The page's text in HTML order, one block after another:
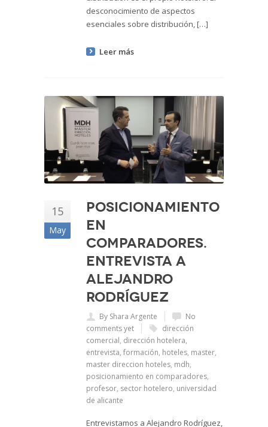
desconocimiento de aspectos
esenciales sobre distribución, […]
Leer más
15
May
Posicionamiento
en
comparadores.
Entrevista a
Alejandro
Rodríguez
By Shara Argente
No
comments yet
dirección
comercial, dirección hotelera,
entrevista, formación, hoteles, master,
master direccion hoteles, mdh,
posicionamiento en comparadores,
profesor, sector hotelero, universidad
de alicante
Entrevistamos a Alejandro Rodríguez,